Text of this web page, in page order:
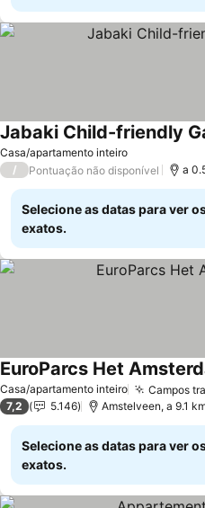
Casa/apartamento inteiro
Jabaki Child-friendly
/ Pontuação não disponível a
Selecione as datas para ver
exatos.
Casa/apartamento inteiro Campos
EuroParcs Het
7,2 5.146 Amstelveen, a 9.1
Selecione as datas para ver
exatos.